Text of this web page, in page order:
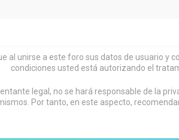
al unirse a este foro sus datos de usuario
condiciones usted está autorizando el
legal, no se hará responsable de la
Por tanto, en este aspecto,